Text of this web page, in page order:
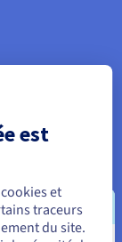
est
et
traceurs
du site.